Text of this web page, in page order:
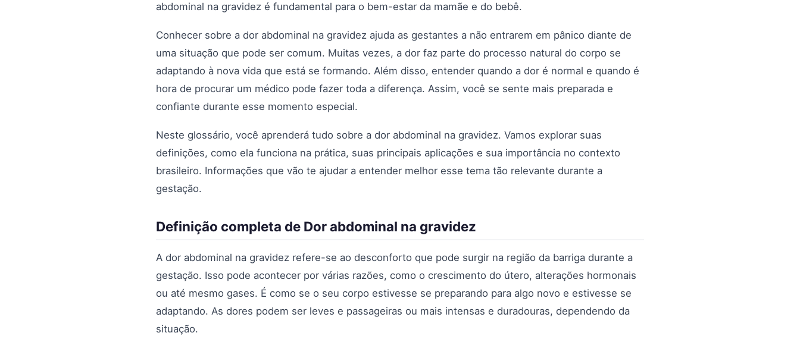
abdominal na gravidez é fundamental para o bem-estar da mamãe e do bebê.
Conhecer sobre a dor abdominal na gravidez ajuda as gestantes a não entrarem em pânico diante de
uma situação que pode ser comum. Muitas vezes, a dor faz parte do processo natural do corpo se
adaptando à nova vida que está se formando. Além disso, entender quando a dor é normal e quando é
hora de procurar um médico pode fazer toda a diferença. Assim, você se sente mais preparada e
confiante durante esse momento especial.
Neste glossário, você aprenderá tudo sobre a dor abdominal na gravidez. Vamos explorar suas
definições, como ela funciona na prática, suas principais aplicações e sua importância no contexto
brasileiro. Informações que vão te ajudar a entender melhor esse tema tão relevante durante a
gestação.
Definição completa de Dor abdominal na gravidez
A dor abdominal na gravidez refere-se ao desconforto que pode surgir na região da barriga durante a
gestação. Isso pode acontecer por várias razões, como o crescimento do útero, alterações hormonais
ou até mesmo gases. É como se o seu corpo estivesse se preparando para algo novo e estivesse se
adaptando. As dores podem ser leves e passageiras ou mais intensas e duradouras, dependendo da
situação.